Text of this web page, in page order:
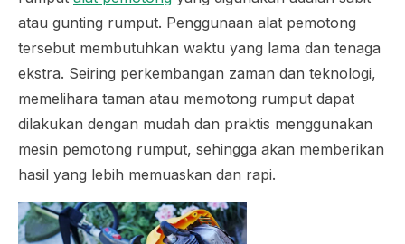
atau gunting rumput. Penggunaan alat pemotong
tersebut membutuhkan waktu yang lama dan tenaga
ekstra. Seiring perkembangan zaman dan teknologi,
memelihara taman atau memotong rumput dapat
dilakukan dengan mudah dan praktis menggunakan
mesin pemotong rumput, sehingga akan memberikan
hasil yang lebih memuaskan dan rapi.